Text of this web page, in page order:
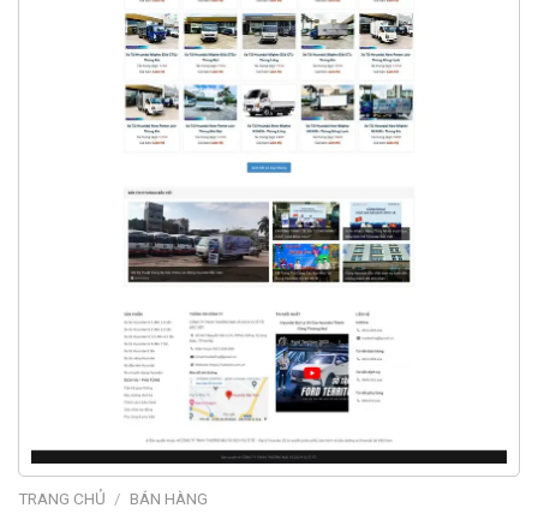
TRANG CHỦ / BÁN HÀNG